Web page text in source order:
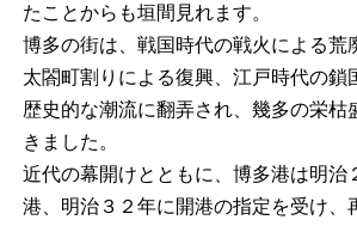
たことからも垣間見れます。
博多の街は、戦国時代の戦火による荒
太閤町割りによる復興、江戸時代の鎖
歴史的な潮流に翻弄され、幾多の栄枯
きました。
近代の幕開けとともに、博多港は明治
港、明治３２年に開港の指定を受け、